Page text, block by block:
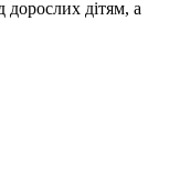
дітям, а